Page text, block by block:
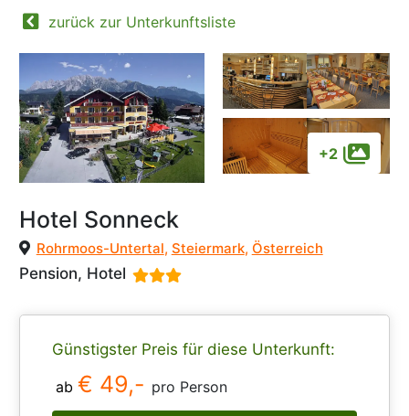
zurück zur Unterkunftsliste
+2
Hotel Sonneck
Rohrmoos-Untertal, Steiermark, Österreich
Pension, Hotel
Günstigster Preis für diese Unterkunft:
ab € 49,- pro Person